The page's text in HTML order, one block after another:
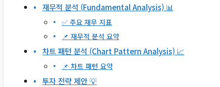
재무적 분석 (Fundamental Analysis) 📊
✅ 주요 재무 지표
📌 재무적 분석 요약
차트 패턴 분석 (Chart Pattern Analysis) 📈
📌 차트 패턴 요약
투자 전략 제안 💡